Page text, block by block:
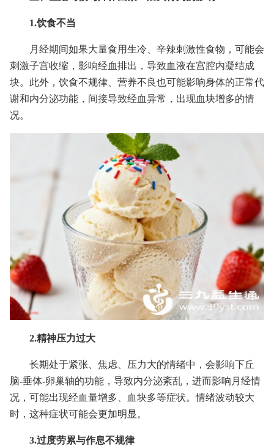
1.饮食不当
月经期间如果大量食用生冷、辛辣刺激性食物，可能会
刺激子宫收缩，影响经血排出，导致血液在宫腔内凝结成
块。此外，饮食不规律、营养不良也可能影响身体的正常代
谢和内分泌功能，间接导致经血异常，出现血块增多的情
况。
2.精神压力过大
长期处于紧张、焦虑、压力大的情绪中，会影响下丘
脑-垂体-卵巢轴的功能，导致内分泌紊乱，进而影响月经情
况，可能出现经血量增多、血块多等症状。情绪波动较大
时，这种症状可能会更加明显。
3.过度劳累与作息不规律